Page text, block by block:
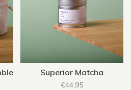
Superior Matcha
€44,95